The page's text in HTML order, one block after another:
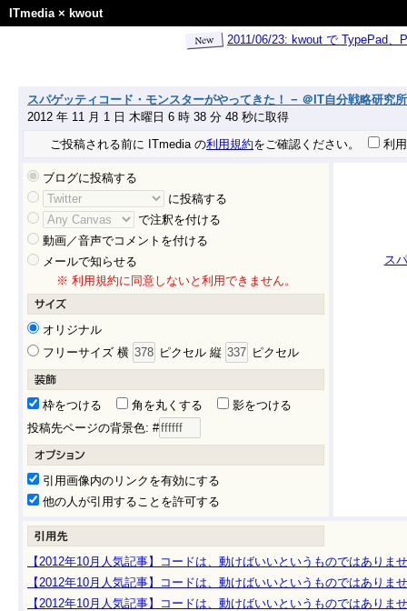
ITmedia× kwout
2011/06/23: kwout で TypePad
スパゲッティコード・モンスターがやってきた！ − ＠IT自分戦略研究所
2012 年 11 月 1 日 木曜日 6 時 38 分 48 秒に取得
ご投稿される前に ITmedia の利用規約をご確認ください。 利
ブログに投稿する
に投稿する
で注釈を付ける
動画／音声でコメントを付ける
メールで知らせる
※ 利用規約に同意しないと利用できません。
オリジナル
フリーサイズ 横
ピクセル 縦 ピクセル
枠をつける 角を丸くする
影をつける
投稿先ページの背景色: #
引用画像内のリンクを有効にする
他の人が引用することを許可する
ス
【2012年10月人気記事】コードは、動けばいいというものではありま
【2012年10月人気記事】コードは、動けばいいというものではありま
【2012年10月人気記事】コードは、動けばいいというものではありま